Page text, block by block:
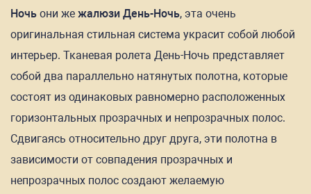
Ночь они же жалюзи День-Ночь, эта очень
оригинальная стильная система украсит собой любой
интерьер. Тканевая ролета День-Ночь представляет
собой два параллельно натянутых полотна, которые
состоят из одинаковых равномерно расположенных
горизонтальных прозрачных и непрозрачных полос.
Сдвигаясь относительно друг друга, эти полотна в
зависимости от совпадения прозрачных и
непрозрачных полос создают желаемую